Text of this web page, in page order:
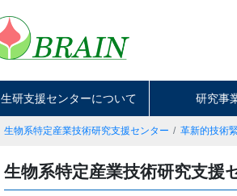
生研支援センターについて 研究事
生物系特定産業技術研究支援センター 革新的技術
生物系特定産業技術研究支援